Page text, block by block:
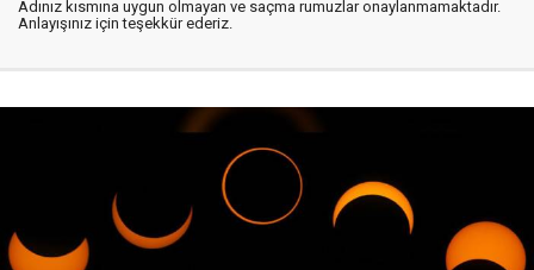
Adınız kısmına uygun olmayan ve saçma rumuzlar onaylanmamaktadır.
Anlayışınız için teşekkür ederiz.